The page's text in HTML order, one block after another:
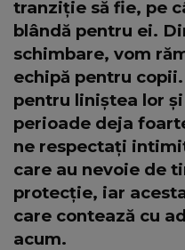
tranziție să fie, pe
blândă pentru ei.
schimbare, vom
echipă pentru
pentru liniștea lor
perioade deja
ne respectați
care au nevoie de
protecție, iar
care contează cu
acum.